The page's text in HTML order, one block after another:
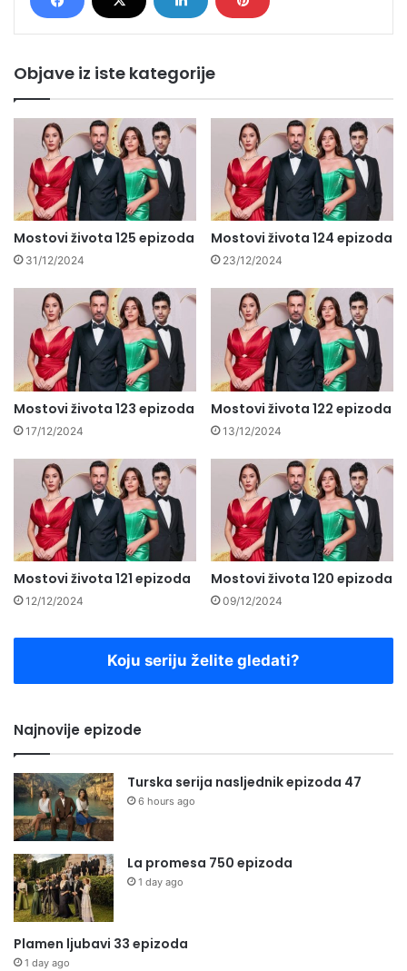
Objave iz iste kategorije
Mostovi života 125 epizoda
31/12/2024
Mostovi života 124 epizoda
23/12/2024
Mostovi života 123 epizoda
17/12/2024
Mostovi života 122 epizoda
13/12/2024
Mostovi života 121 epizoda
12/12/2024
Mostovi života 120 epizoda
09/12/2024
Koju seriju želite gledati?
Najnovije epizode
Turska serija nasljednik epizoda 47
6 hours ago
La promesa 750 epizoda
1 day ago
Plamen ljubavi 33 epizoda
1 day ago